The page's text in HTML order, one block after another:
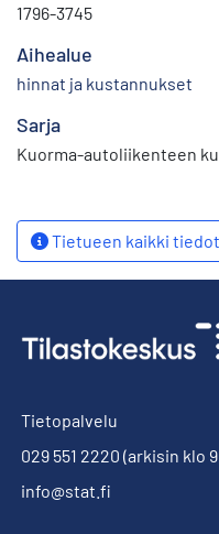
1796-3745
Aihealue
hinnat ja kustannukset
Sarja
Kuorma-autoliikenteen
Tietueen kaikki tiedot
Tietopalvelu
029 551 2220 (arkisin klo
info@stat.fi